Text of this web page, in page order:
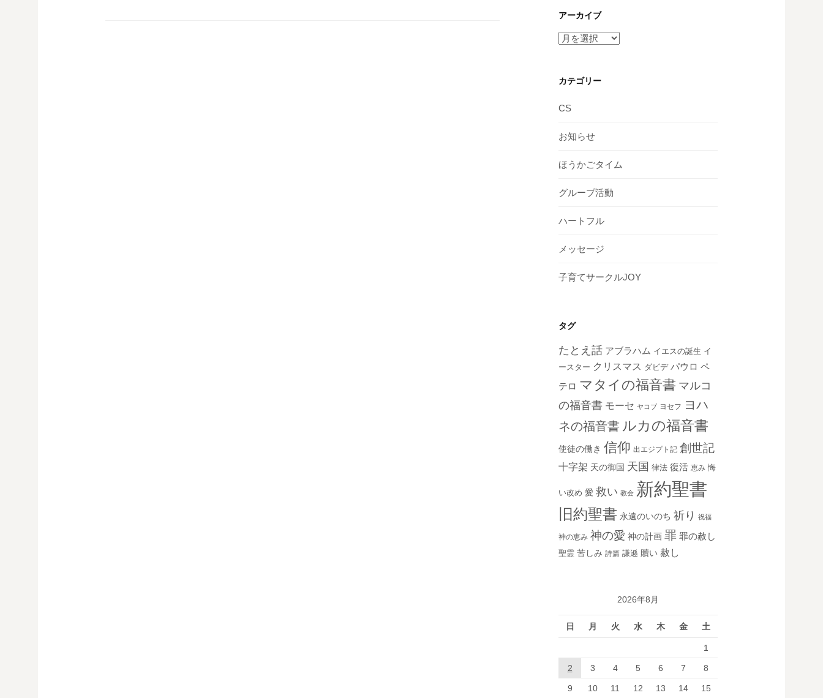
アーカイブ
ア
イ
カテゴリー
CS
お知らせ
ほうかごタイム
グループ活動
ハートフル
メッセージ
子育てサークルJOY
タグ
たとえ話 アブラハム イエスの誕生 イ
ースター クリスマス ダビデ パウロ ペ
テロ マタイの福音書 マルコ
の福音書 モーセ ヤコブ ヨセフ ヨハ
ネの福音書 ルカの福音書
使徒の働き 信仰 出エジプト記 創世記
十字架 天の御国 天国 律法 復活 恵み 悔
い改め 愛 救い 教会 新約聖書
旧約聖書 永遠のいのち 祈り 祝福
神の恵み 神の愛 神の計画 罪 罪の赦し
聖霊 苦しみ 詩篇 謙遜 贖い 赦し
2026年8月
日 月 火 水 木 金 土
1
2 3 4 5 6 7 8
9 10 11 12 13 14 15